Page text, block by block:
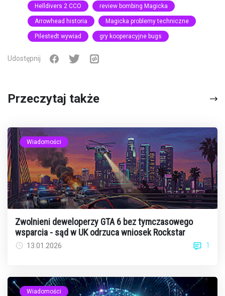
Helldivers 2 CCO review bombing Magicka
Arrowhead historia Magicka problemy techniczne
Pilestedt wywiad gry kooperacyjne bugs
Udostępnij
Przeczytaj także
Wiadomości
Zwolnieni deweloperzy GTA 6 bez tymczasowego
wsparcia - sąd w UK odrzuca wniosek Rockstar
13.01.2026 1
Wiadomości